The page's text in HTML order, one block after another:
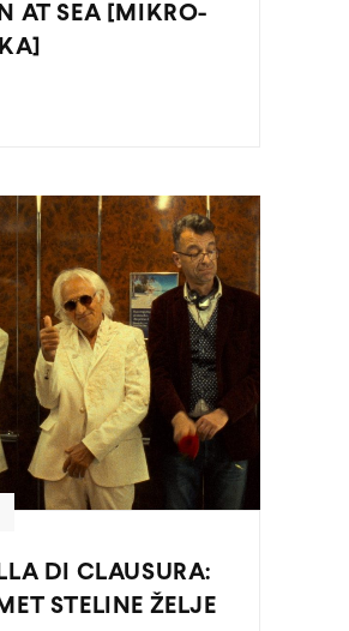
AT SEA [MIKRO-
DI CLAUSURA:
STELINE ŽELJE